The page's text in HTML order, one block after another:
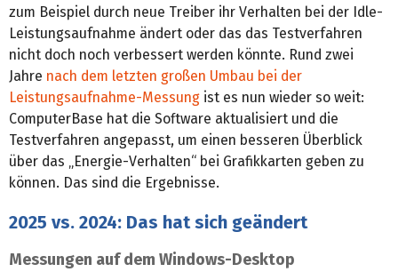
zum Beispiel durch neue Treiber ihr Verhalten bei der Idle-
Leistungsaufnahme ändert oder das das Testverfahren
nicht doch noch verbessert werden könnte. Rund zwei
Jahre nach dem letzten großen Umbau bei der
Leistungsaufnahme-Messung ist es nun wieder so weit:
ComputerBase hat die Software aktualisiert und die
Testverfahren angepasst, um einen besseren Überblick
über das „Energie-Verhalten“ bei Grafikkarten geben zu
können. Das sind die Ergebnisse.
2025 vs. 2024: Das hat sich geändert
Messungen auf dem Windows-Desktop